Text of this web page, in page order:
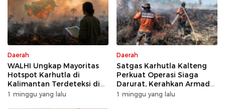
Daerah
WALHI Ungkap Mayoritas
Hotspot Karhutla di
Kalimantan Terdeteksi di
Area Konsesi
1 minggu yang lalu
Daerah
Satgas Karhutla Kalteng
Perkuat Operasi Siaga
Darurat, Kerahkan Armada
Udara dan Darat
1 minggu yang lalu